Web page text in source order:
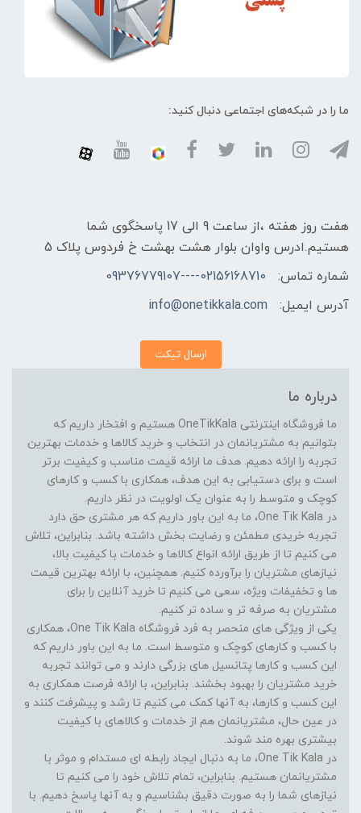
ما را در شبکه‌های اجتماعی دنبال کنید:
هفت روز هفته ،از ساعت 9 الی 17 پاسخگوی شما
هستیم.ادرس واوان بلوار هشت بهشت خ فردوس پلاک 5
شماره تماس:
02156168710----09376779107
آدرس ایمیل:
info@onetikkala.com
ارسال تیکت
درباره ما
ما فروشگاه اینترنتی OneTikKala هستیم و افتخار داریم که
بتوانیم به مشتریانمان در انتخاب و خرید کالاها و خدمات بهترین
تجربه را ارائه دهیم. هدف ما ارائه قیمت مناسب و کیفیت برتر
است و برای دستیابی به این هدف، همکاری با کسب و کارهای
کوچک و متوسط را به عنوان یک اولویت در نظر داریم.
در One Tik Kala، ما به این باور داریم که هر مشتری حق دارد
تجربه خریدی مطمئن و رضایت بخش داشته باشد. بنابراین، تلاش
می کنیم تا از طریق ارائه انواع کالاها و خدمات با کیفیت بالا،
نیازهای مشتریان را برآورده کنیم. همچنین، با ارائه بهترین قیمت
ها و تخفیفات ویژه، سعی می کنیم تا خرید آنلاین را برای
مشتریان به صرفه تر و ساده تر کنیم.
یکی از ویژگی های منحصر به فرد فروشگاه One Tik Kala، همکاری
با کسب و کارهای کوچک و متوسط است. ما به این باور داریم که
این کسب و کارها پتانسیل های بزرگی دارند و می توانند تجربه
خرید مشتریان را بهبود بخشند. بنابراین، با ارائه فرصت همکاری به
این کسب و کارها، به آنها کمک می کنیم تا رشد و پیشرفت کنند و
در عین حال، مشتریانمان هم از خدمات و کالاهای با کیفیت
بیشتری بهره مند شوند.
در One Tik Kala، ما به دنبال ایجاد رابطه ای مستدام و موثر با
مشتریانمان هستیم. بنابراین، تمام تلاش خود را می کنیم تا
نیازهای شما را به صورت دقیق بشناسیم و به آنها پاسخ دهیم. با